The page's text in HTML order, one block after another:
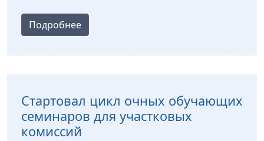
Подробнее
Стартовал цикл очных обучающих
семинаров для участковых
комиссий